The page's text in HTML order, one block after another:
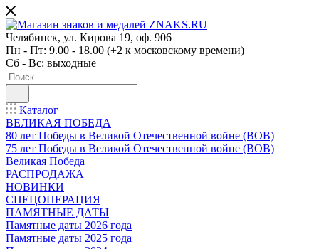
Челябинск, ул. Кирова 19, оф. 906
Пн - Пт: 9.00 - 18.00 (+2 к московскому времени)
Сб - Вс: выходные
Каталог
ВЕЛИКАЯ ПОБЕДА
80 лет Победы в Великой Отечественной войне (ВОВ)
75 лет Победы в Великой Отечественной войне (ВОВ)
Великая Победа
РАСПРОДАЖА
НОВИНКИ
СПЕЦОПЕРАЦИЯ
ПАМЯТНЫЕ ДАТЫ
Памятные даты 2026 года
Памятные даты 2025 года